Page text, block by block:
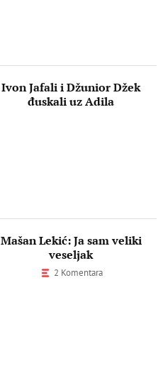
Ivon Jafali i Džunior Džek
đuskali uz Adila
Mašan Lekić: Ja sam veliki
veseljak
2 Komentara